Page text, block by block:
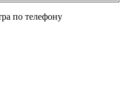
по телефону